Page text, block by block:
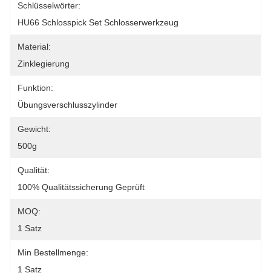
Schlüsselwörter:
HU66 Schlosspick Set Schlosserwerkzeug
Material:
Zinklegierung
Funktion:
Übungsverschlusszylinder
Gewicht:
500g
Qualität:
100% Qualitätssicherung Geprüft
MOQ:
1 Satz
Min Bestellmenge:
1 Satz